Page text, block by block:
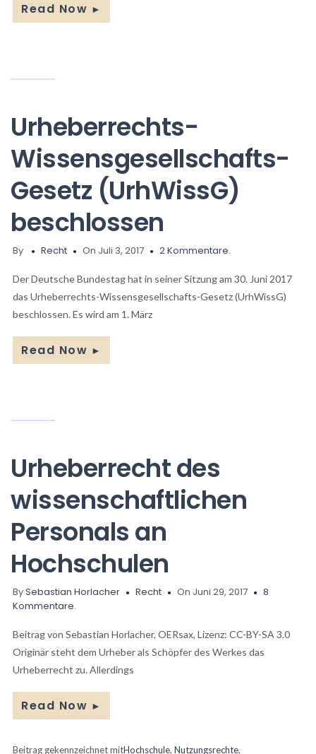
Read Now ►
Urheberrechts-
Wissensgesellschafts-
Gesetz (UrhWissG)
beschlossen
By Recht On Juli 3, 2017 2 Kommentare.
Der Deutsche Bundestag hat in seiner Sitzung am 30. Juni 2017
das Urheberrechts-Wissensgesellschafts-Gesetz (UrhWissG)
beschlossen. Es wird am 1. März
Read Now ►
Urheberrecht des
wissenschaftlichen
Personals an
Hochschulen
BySebastian Horlacher Recht On Juni 29, 2017
8
Kommentare.
Beitrag von Sebastian Horlacher, OERsax, Lizenz: CC-BY-SA 3.0
Originär steht dem Urheber als Schöpfer des Werkes das
Urheberrecht zu. Allerdings
Read Now ►
Beitrag gekennzeichnet mitHochschule, Nutzungsrechte,